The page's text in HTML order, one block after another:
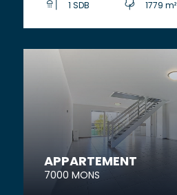
1 SDB 1779 m²
APPARTEMENT
7000 MONS